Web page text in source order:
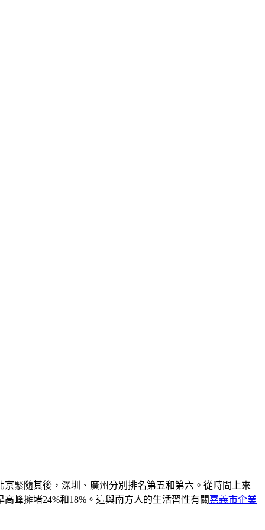
緊隨其後，深圳、廣州分別排名第五和第六。從時間上來
峰擁堵24%和18%。這與南方人的生活習性有關嘉義市企業